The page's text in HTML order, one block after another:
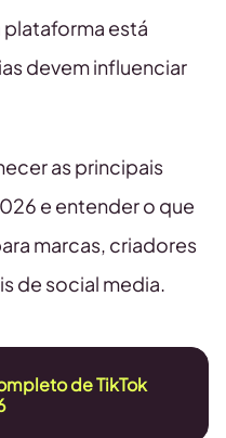
está
devem influenciar
as principais
e entender o que
marcas, criadores
de social media.
de TikTok